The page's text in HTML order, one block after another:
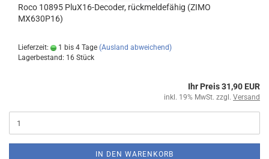
Roco 10895 PluX16-Decoder, rückmeldefähig (ZIMO
MX630P16)
Lieferzeit: 1 bis 4 Tage (Ausland abweichend)
Lagerbestand: 16 Stück
Ihr Preis 31,90 EUR
inkl. 19% MwSt. zzgl. Versand
IN DEN WARENKORB